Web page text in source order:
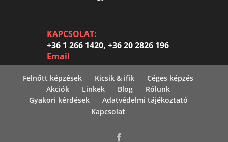
KAPCSOLAT:
+36 1 266 1420, +36 20 2826 196
Email
Felnőtt képzések Kicsik & ifik
Céges képzés
Akciók
Linkek Blog
Rólunk
Gyakori kérdések
Adatvédelmi tájékoztató
Kapcsolat